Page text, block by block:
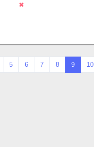
5 6 7 8 9 10